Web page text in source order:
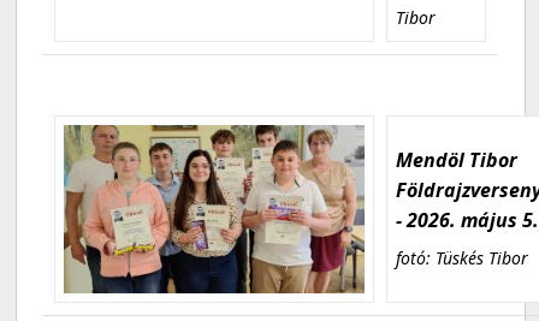
Tibor
Mendöl Tibor
- 2026. május 5.
fotó: Tüskés Tibor